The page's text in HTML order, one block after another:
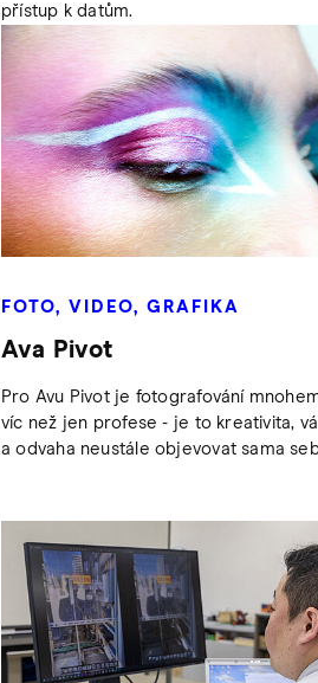
přístup k datům.
FOTO, VIDEO, GRAFIKA
Ava Pivot
Pro Avu Pivot je fotografování
víc než jen profese - je to kreativita,
a odvaha neustále objevovat sama